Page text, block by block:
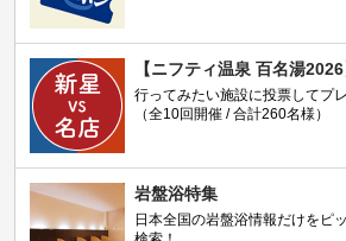
【ニフティ温泉 百名湯2026
行ってみたい施設に投票してプ
（全10回開催 / 合計260名様）
岩盤浴特集
日本全国の岩盤浴情報だけをピ